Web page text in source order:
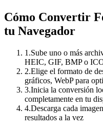
Cómo Convertir
tu Navegador
1 .Sube uno o más
HEIC, GIF, BMP o
2.Elige el formato de
gráficos, WebP para
3.Inicia la conversión
completamente en tu
4.Descarga cada
resultados a la vez